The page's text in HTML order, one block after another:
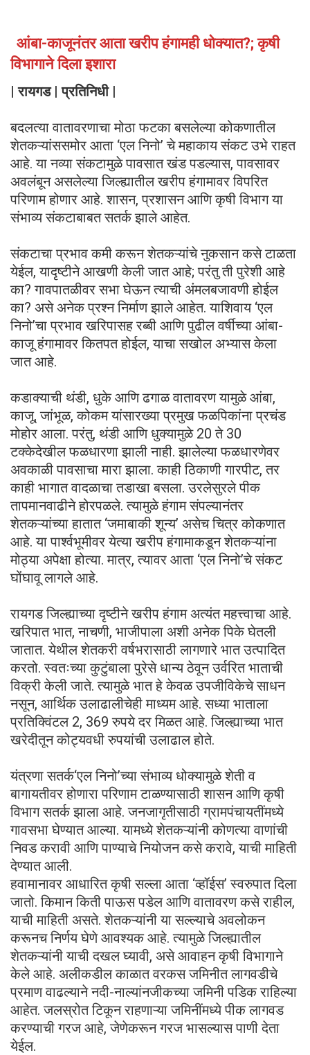
आंबा-काजूनंतर आता खरीप हंगामही धोक्यात?; कृषी
विभागाने दिला इशारा
| रायगड | प्रतिनिधी |
बदलत्या वातावरणाचा मोठा फटका बसलेल्या कोकणातील
शेतकऱ्यांससमोर आता ‌‘एल निनो’ चे महाकाय संकट उभे राहत
आहे. या नव्या संकटामुळे पावसात खंड पडल्यास, पावसावर
अवलंबून असलेल्या जिल्ह्यातील खरीप हंगामावर विपरित
परिणाम होणार आहे. शासन, प्रशासन आणि कृषी विभाग या
संभाव्य संकटाबाबत सतर्क झाले आहेत.
संकटाचा प्रभाव कमी करून शेतकऱ्यांचे नुकसान कसे टाळता
येईल, यादृष्टीने आखणी केली जात आहे; परंतु ती पुरेशी आहे
का? गावपातळीवर सभा घेऊन त्याची अंमलबजावणी होईल
का? असे अनेक प्रश्न निर्माण झाले आहेत. याशिवाय ‌‘एल
निनो’चा प्रभाव खरिपासह रब्बी आणि पुढील वर्षीच्या आंबा-
काजू हंगामावर कितपत होईल, याचा सखोल अभ्यास केला
जात आहे.
कडाक्याची थंडी, धुके आणि ढगाळ वातावरण यामुळे आंबा,
काजू, जांभूळ, कोकम यांसारख्या प्रमुख फळपिकांना प्रचंड
मोहोर आला. परंतु, थंडी आणि धुक्यामुळे 20 ते 30
टक्केदेखील फळधारणा झाली नाही. झालेल्या फळधारणेवर
अवकाळी पावसाचा मारा झाला. काही ठिकाणी गारपीट, तर
काही भागात वादळाचा तडाखा बसला. उरलेसुरले पीक
तापमानवाढीने होरपळले. त्यामुळे हंगाम संपल्यानंतर
शेतकऱ्यांच्या हातात ‌‘जमाबाकी शून्य’ असेच चित्र कोकणात
आहे. या पार्श्वभूमीवर येत्या खरीप हंगामाकडून शेतकऱ्यांना
मोठ्या अपेक्षा होत्या. मात्र, त्यावर आता ‌‘एल निनो’चे संकट
घोंघावू लागले आहे.
रायगड जिल्ह्याच्या दृष्टीने खरीप हंगाम अत्यंत महत्त्वाचा आहे.
खरिपात भात, नाचणी, भाजीपाला अशी अनेक पिके घेतली
जातात. येथील शेतकरी वर्षभरासाठी लागणारे भात उत्पादित
करतो. स्वतःच्या कुटुंबाला पुरेसे धान्य ठेवून उर्वरित भाताची
विक्री केली जाते. त्यामुळे भात हे केवळ उपजीविकेचे साधन
नसून, आर्थिक उलाढालीचेही माध्यम आहे. सध्या भाताला
प्रतिक्विंटल 2, 369 रुपये दर मिळत आहे. जिल्ह्याच्या भात
खरेदीतून कोट्यवधी रुपयांची उलाढाल होते.
यंत्रणा सतर्क‌‘एल निनो’च्या संभाव्य धोक्यामुळे शेती व
बागायतीवर होणारा परिणाम टाळण्यासाठी शासन आणि कृषी
विभाग सतर्क झाला आहे. जनजागृतीसाठी ग्रामपंचायतींमध्ये
गावसभा घेण्यात आल्या. यामध्ये शेतकऱ्यांनी कोणत्या वाणांची
निवड करावी आणि पाण्याचे नियोजन कसे करावे, याची माहिती
देण्यात आली.
हवामानावर आधारित कृषी सल्ला आता ‌‘व्हॉईस’ स्वरुपात दिला
जातो. किमान किती पाऊस पडेल आणि वातावरण कसे राहील,
याची माहिती असते. शेतकऱ्यांनी या सल्ल्याचे अवलोकन
करूनच निर्णय घेणे आवश्यक आहे. त्यामुळे जिल्ह्यातील
शेतकऱ्यांनी याची दखल घ्यावी, असे आवाहन कृषी विभागाने
केले आहे. अलीकडील काळात वरकस जमिनीत लागवडीचे
प्रमाण वाढल्याने नदी-नाल्यांनजीकच्या जमिनी पडिक राहिल्या
आहेत. जलस्रोत टिकून राहणाऱ्या जमिनींमध्ये पीक लागवड
करण्याची गरज आहे, जेणेकरून गरज भासल्यास पाणी देता
येईल.